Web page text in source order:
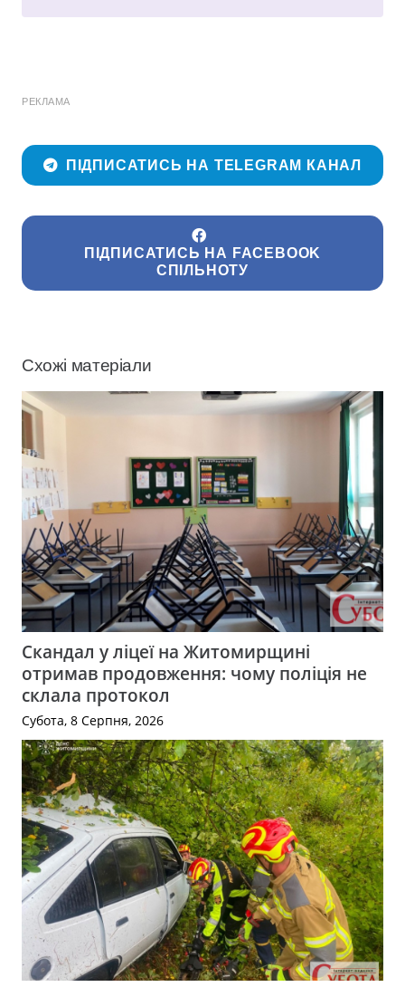
РЕКЛАМА
ПІДПИСАТИСЬ НА TELEGRAM КАНАЛ
ПІДПИСАТИСЬ НА FACEBOOK
СПІЛЬНОТУ
Схожі матеріали
Скандал у ліцеї на Житомирщині
отримав продовження: чому поліція не
склала протокол
Субота, 8 Серпня, 2026